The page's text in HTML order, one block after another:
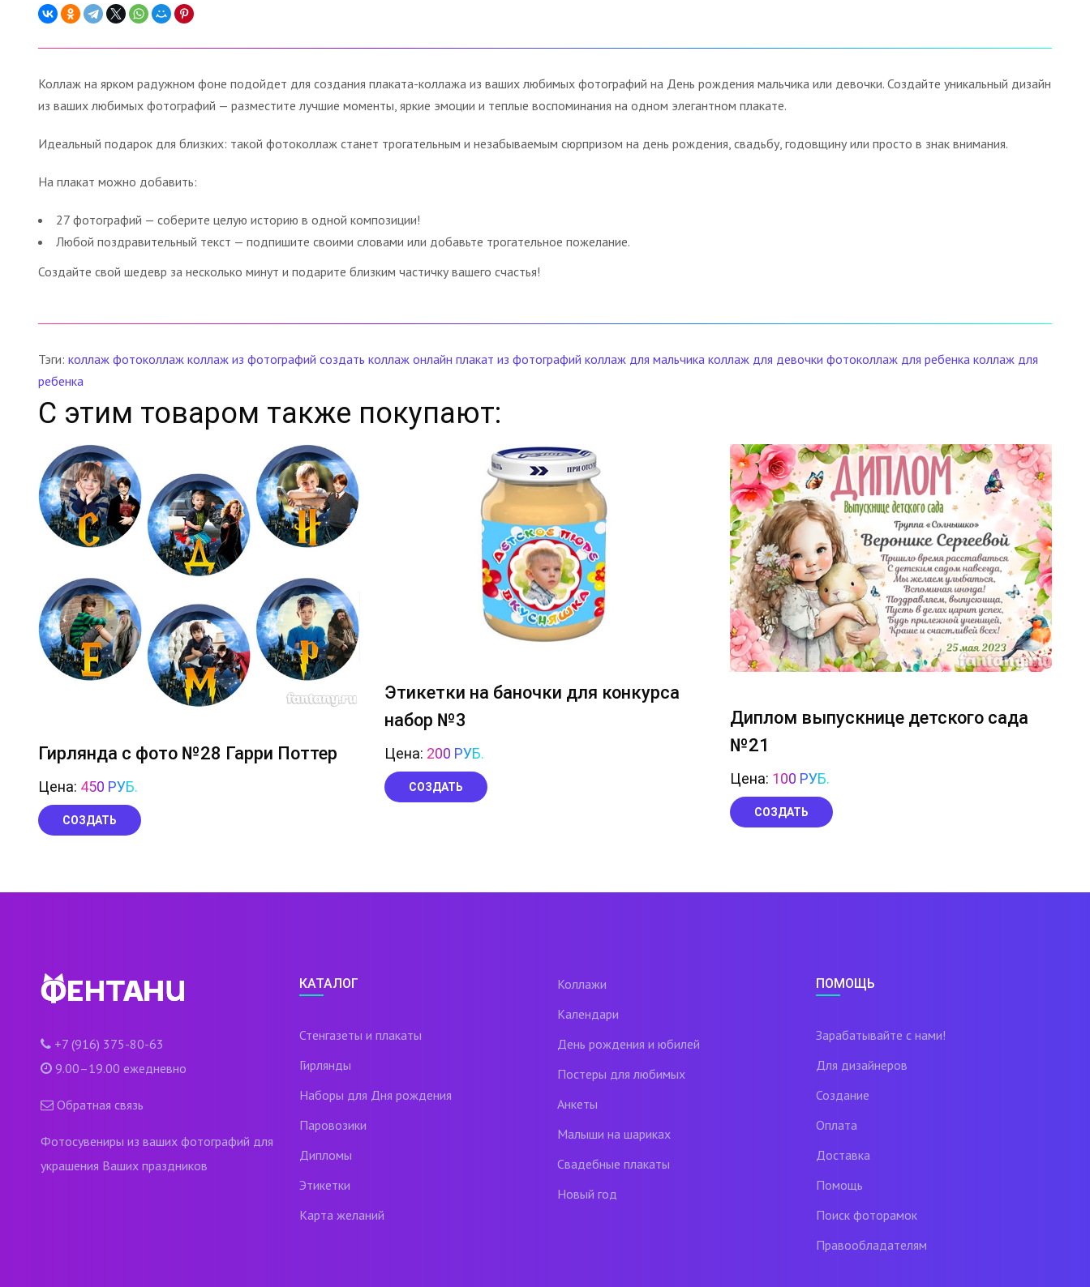
Коллаж на ярком радужном фоне подойдет для создания плаката-коллажа из ваших любимых фотографий на День рождения мальчика или девочки. Создайте уникальный дизайн
из ваших любимых фотографий — разместите лучшие моменты, яркие эмоции и теплые воспоминания на одном элегантном плакате.
Идеальный подарок для близких: такой фотоколлаж станет трогательным и незабываемым сюрпризом на день рождения, свадьбу, годовщину или просто в знак внимания.
На плакат можно добавить:
27 фотографий — соберите целую историю в одной композиции!
Любой поздравительный текст — подпишите своими словами или добавьте трогательное пожелание.
Создайте свой шедевр за несколько минут и подарите близким частичку вашего счастья!
Тэги: коллаж фотоколлаж коллаж из фотографий создать коллаж онлайн плакат из фотографий коллаж для мальчика коллаж для девочки фотоколлаж для ребенка коллаж для
ребенка
С этим товаром также покупают:
Гирлянда с фото №28 Гарри Поттер
Цена: 450 РУБ.
СОЗДАТЬ
Этикетки на баночки для конкурса
набор №3
Цена: 200 РУБ.
СОЗДАТЬ
Диплом выпускнице детского сада
№21
Цена: 100 РУБ.
СОЗДАТЬ
+7 (916) 375-80-63
9.00–19.00 ежедневно
Обратная связь
Фотосувениры из ваших фотографий для
украшения Ваших праздников
КАТАЛОГ
Стенгазеты и плакаты
Гирлянды
Наборы для Дня рождения
Паровозики
Дипломы
Этикетки
Карта желаний
Коллажи
Календари
День рождения и юбилей
Постеры для любимых
Анкеты
Малыши на шариках
Свадебные плакаты
Новый год
ПОМОЩЬ
Зарабатывайте с нами!
Для дизайнеров
Создание
Оплата
Доставка
Помощь
Поиск фоторамок
Правообладателям